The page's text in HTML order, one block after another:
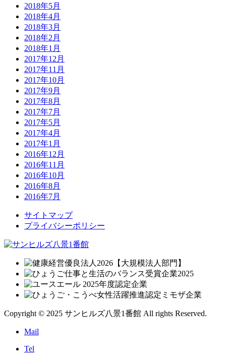
2018年5月
2018年4月
2018年3月
2018年2月
2018年1月
2017年12月
2017年11月
2017年10月
2017年9月
2017年8月
2017年7月
2017年5月
2017年4月
2017年1月
2016年12月
2016年11月
2016年10月
2016年8月
2016年7月
サイトマップ
プライバシーポリシー
Copyright © 2025 サンヒルズ八景1番館 All rights Reserved.
Mail
Tel